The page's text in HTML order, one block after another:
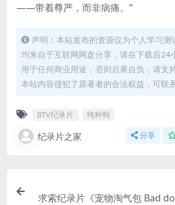
——带着尊严，而非病痛。”
声明：本站发布的资源仅为个人学习测
均来自于互联网网盘分享，请在下载后24
用于任何商业用途，否则后果自负，请支
本站内容侵犯了原著者的合法权益，可联
BTV纪录片 纯种狗
纪录片之家 分享
求索纪录片《宠物淘气包 Bad